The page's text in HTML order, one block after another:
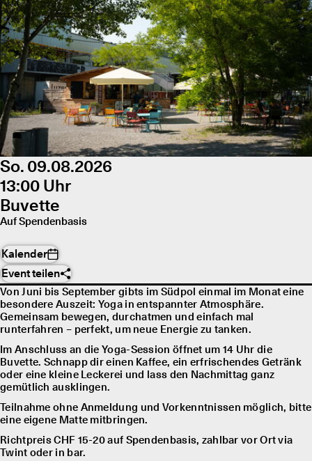
So. 09.08.2026
13:00 Uhr
Buvette
Auf Spendenbasis
Kalender
Event teilen
Von Juni bis September gibts im Südpol einmal im Monat eine
besondere Auszeit: Yoga in entspannter Atmosphäre.
Gemeinsam bewegen, durchatmen und einfach mal
runterfahren – perfekt, um neue Energie zu tanken.
Im Anschluss an die Yoga-Session öffnet um 14 Uhr die
Buvette. Schnapp dir einen Kaffee, ein erfrischendes Getränk
oder eine kleine Leckerei und lass den Nachmittag ganz
gemütlich ausklingen.
Teilnahme ohne Anmeldung und Vorkenntnissen möglich, bitte
eine eigene Matte mitbringen.
Richtpreis CHF 15-20 auf Spendenbasis, zahlbar vor Ort via
Twint oder in bar.